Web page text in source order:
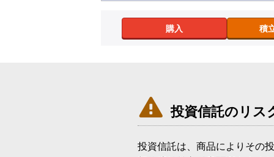
購入 積
 投資信託のリス
投資信託は、商品によりその